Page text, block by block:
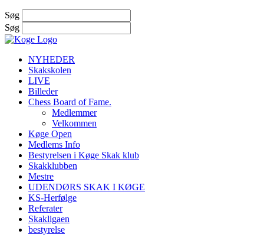
Søg
Søg
NYHEDER
Skakskolen
LIVE
Billeder
Chess Board of Fame.
Medlemmer
Velkommen
Køge Open
Medlems Info
Bestyrelsen i Køge Skak klub
Skakklubben
Mestre
UDENDØRS SKAK I KØGE
KS-Herfølge
Referater
Skakligaen
bestyrelse